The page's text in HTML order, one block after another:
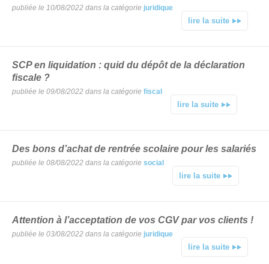
publiée le 10/08/2022 dans la catégorie juridique
lire la suite
SCP en liquidation : quid du dépôt de la déclaration
fiscale ?
publiée le 09/08/2022 dans la catégorie fiscal
lire la suite
Des bons d’achat de rentrée scolaire pour les salariés
publiée le 08/08/2022 dans la catégorie social
lire la suite
Attention à l’acceptation de vos CGV par vos clients !
publiée le 03/08/2022 dans la catégorie juridique
lire la suite